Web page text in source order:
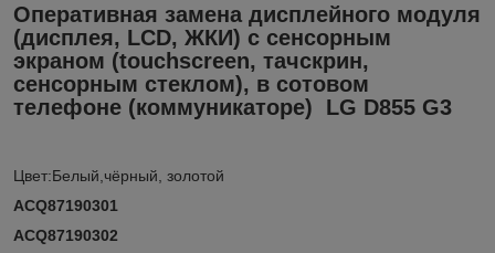
Оперативная замена дисплейного модуля
(дисплея, LCD, ЖКИ) с сенсорным
экраном (touchscreen, тачскрин,
сенсорным стеклом), в сотовом
телефоне (коммуникаторе) LG D855 G3
Цвет:Белый,чёрный, золотой
ACQ87190301
ACQ87190302